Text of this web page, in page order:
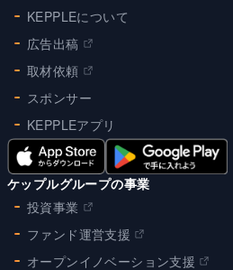
KEPPLEについて
広告出稿
取材依頼
スポンサー
KEPPLEアプリ
ケップルグループの事業
投資事業
ファンド運営支援
オープンイノベーション支援